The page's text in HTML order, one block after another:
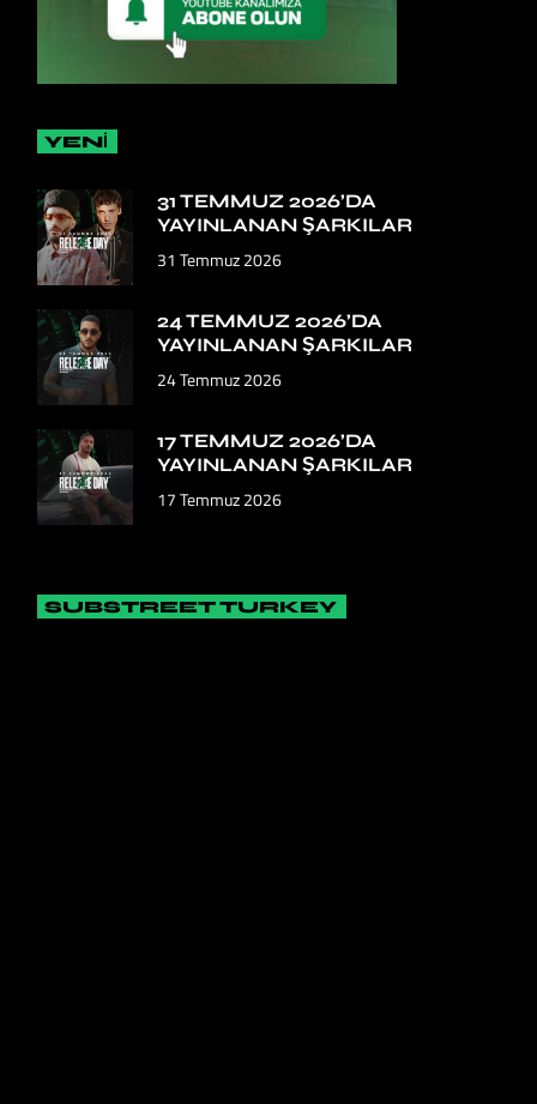
YENİ
31 TEMMUZ 2026’DA
YAYINLANAN ŞARKILAR
31 Temmuz 2026
24 TEMMUZ 2026’DA
YAYINLANAN ŞARKILAR
24 Temmuz 2026
17 TEMMUZ 2026’DA
YAYINLANAN ŞARKILAR
17 Temmuz 2026
SUBSTREET TURKEY